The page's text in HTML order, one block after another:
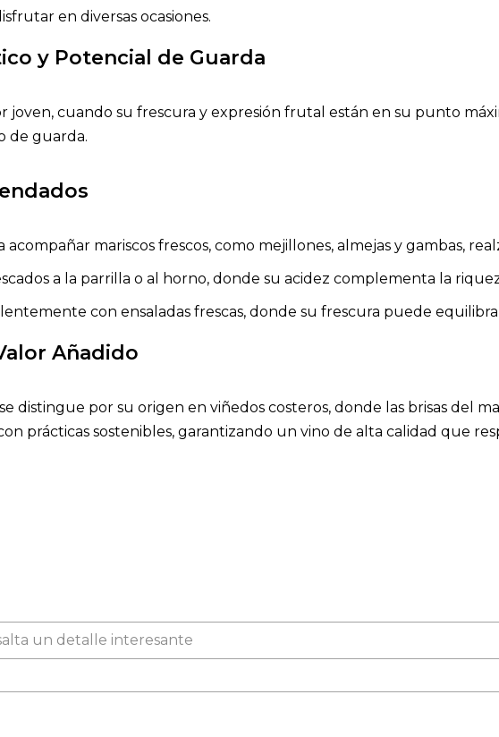
en diversas ocasiones.
y Potencial de Guarda
joven, cuando su frescura y expresión frutal están en su punto
de guarda.
acompañar mariscos frescos, como mejillones, almejas y gambas,
a la parrilla o al horno, donde su acidez complementa la
con ensaladas frescas, donde su frescura puede
Añadido
se distingue por su origen en viñedos costeros, donde las brisas del
prácticas sostenibles, garantizando un vino de alta calidad que